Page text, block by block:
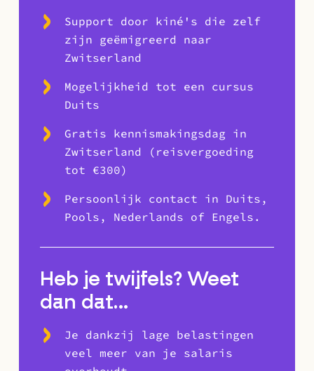
Support door kiné's die zelf
zijn geëmigreerd naar
Zwitserland
Mogelijkheid tot een cursus
Duits
Gratis kennismakingsdag in
Zwitserland (reisvergoeding
tot €300)
Persoonlijk contact in Duits,
Pools, Nederlands of Engels.
Heb je twijfels? Weet
dan dat…
Je dankzij lage belastingen
veel meer van je salaris